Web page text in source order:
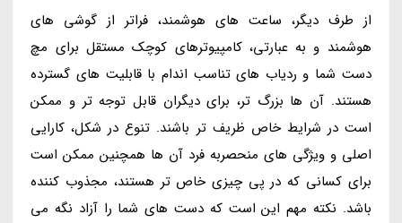
از طرف دیگر، ساعت های هوشمند، فراتر از گوشی های
هوشمند و به عبارتی، کامپیوترهای کوچک مستقل برای مچ
دست شما و ردیاب های تناسب اندام با قابلیت های گسترده
هستند. آن ها بزرگ تر، برای دیگران قابل توجه تر و ممکن
است در شرایط خاص ظریف تر باشند. تنوع در شکل، کارایی
اصلی و ویژگی های منحصربه فرد آن ها همچنین ممکن است
برای کسانی که در پی چیزی خاص تر هستند، مجذوب کننده
باشد. نکته مهم این است که دست های شما را آزاد نگه می